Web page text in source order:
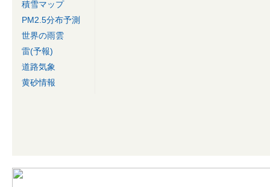
積雪マップ
PM2.5分布予測
世界の雨雲
雷(予報)
道路気象
黄砂情報